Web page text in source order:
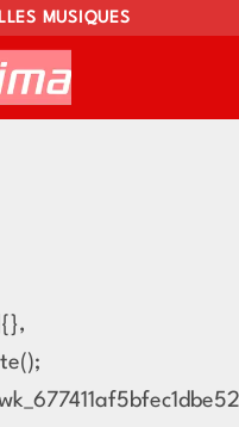
MUSIQUES